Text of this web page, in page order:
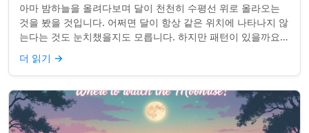
아마 밤하늘을 올려다보며 달이 천천히 수평선 위로 올라오는
것을 봤을 것입니다. 어쩌면 달이 항상 같은 위치에 나타나지 않
는다는 것도 눈치챘을지도 모릅니다. 하지만 패턴이 있을까요?
달은 정말 매번 동쪽에서 뜰까요?...
더 읽기 →